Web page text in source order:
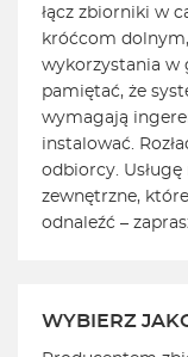
łącz zbiorniki w
króćcom
wykorzystania w
pamiętać, że
wymagają
instalować.
odbiorcy.
zewnętrzne,
odnaleźć –
WYBIERZ